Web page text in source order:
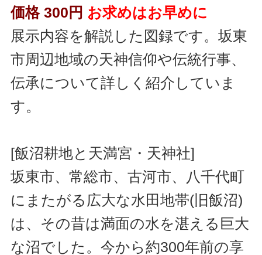
価格 300円 お求めはお早めに
展示内容を解説した図録です。坂東
市周辺地域の天神信仰や伝統行事、
伝承について詳しく紹介していま
す。
[飯沼耕地と天満宮・天神社]
坂東市、常総市、古河市、八千代町
にまたがる広大な水田地帯(旧飯沼)
は、その昔は満面の水を湛える巨大
な沼でした。今から約300年前の享